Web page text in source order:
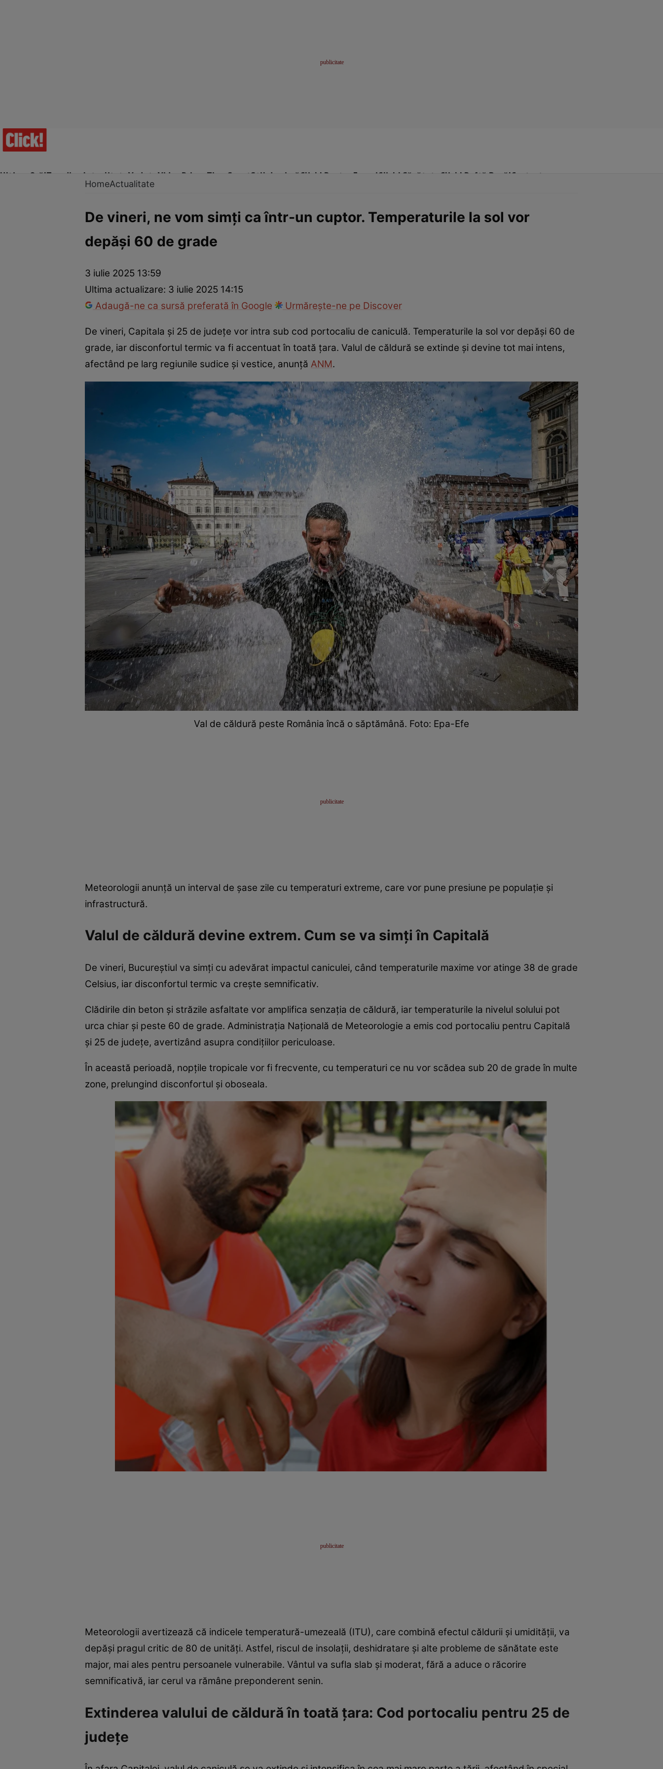
Ultima Oră!Trending Actualitate Vedete Video Prime Time SportStil de viațăClick! Pentru FemeiClick! Sănătate Click! Poftă Bună!Contact
InternaționalFapt diversTehnologie
HomeActualitate
De vineri, ne vom simți ca într-un cuptor. Temperaturile la sol vor
depăși 60 de grade
3 iulie 2025 13:59
Ultima actualizare: 3 iulie 2025 14:15
Adaugă-ne ca sursă preferată în Google
Urmărește-ne pe Discover
De vineri, Capitala și 25 de județe vor intra sub cod portocaliu de caniculă. Temperaturile la sol vor depăși 60 de
grade, iar disconfortul termic va fi accentuat în toată țara. Valul de căldură se extinde și devine tot mai intens,
afectând pe larg regiunile sudice și vestice, anunță ANM.
Val de căldură peste România încă o săptămână. Foto: Epa-Efe
Meteorologii anunță un interval de șase zile cu temperaturi extreme, care vor pune presiune pe populație și
infrastructură.
Valul de căldură devine extrem. Cum se va simți în Capitală
De vineri, Bucureștiul va simți cu adevărat impactul caniculei, când temperaturile maxime vor atinge 38 de grade
Celsius, iar disconfortul termic va crește semnificativ.
Clădirile din beton și străzile asfaltate vor amplifica senzația de căldură, iar temperaturile la nivelul solului pot
urca chiar și peste 60 de grade. Administrația Națională de Meteorologie a emis cod portocaliu pentru Capitală
și 25 de județe, avertizând asupra condițiilor periculoase.
În această perioadă, nopțile tropicale vor fi frecvente, cu temperaturi ce nu vor scădea sub 20 de grade în multe
zone, prelungind disconfortul și oboseala.
Meteorologii avertizează că indicele temperatură-umezeală (ITU), care combină efectul căldurii și umidității, va
depăși pragul critic de 80 de unități. Astfel, riscul de insolații, deshidratare și alte probleme de sănătate este
major, mai ales pentru persoanele vulnerabile. Vântul va sufla slab și moderat, fără a aduce o răcorire
semnificativă, iar cerul va rămâne preponderent senin.
Extinderea valului de căldură în toată țara: Cod portocaliu pentru 25 de
județe